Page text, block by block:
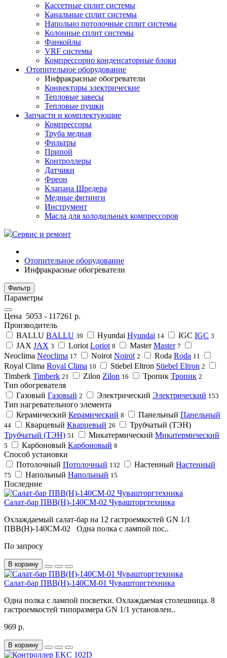
Кассетные сплит системы
Канальные сплит системы
Напольно потолочные сплит системы
Колонные сплит системы
Фанкойлы
VRF системы
Компрессорно конденсаторные блоки
Отопительное оборудование
Инфракрасные обогреватели
Конвекторы электрические
Тепловые завесы
Тепловые пушки
Запчасти и комплектующие
Компрессоры
Труба медная
Фильтры
Припой
Контроллеры
Датчики
Фреон
Клапана Шредера
Медные фитинги
Инструмент
Масла для холодильных компрессоров
Сервис и ремонт
Отопительное оборудование
Инфракрасные обогреватели
Фильтр
Параметры
Цена 5053 - 117261 р.
Производитель
BALLU BALLU 39 Hyundai Hyundai 14 IGC IGC 3
JAX JAX 3 Loriot Loriot 8 Master Master 7
Neoclima Neoclima 17 Noirot Noirot 2 Roda Roda 11
Royal Clima Royal Clima 10 Stiebel Eltron Stiebel Eltron 2
Timberk Timberk 21 Zilon Zilon 16 Тропик Тропик 2
Тип обогревателя
Газовый Газовый 2 Электрический Электрический 153
Тип нагревательного элемента
Керамический Керамический 8 Панельный Панельный
44 Кварцевый Кварцевый 26
Трубчатый (ТЭН)
Трубчатый (ТЭН) 51 Микатермический Микатермический
5 Карбоновый Карбоновый 8
Способ установки
Потолочный Потолочный 132 Настенный Настенный
75 Напольный Напольный 15
Последние
Салат-бар ПВВ(Н)-140СМ-02 Чувашторгтехника
Охлаждаемый салат-бар на 12 гастроемкостей GN 1/1
ПВВ(Н)-140СМ-02 Одна полка с лампой пос..
По запросу
В корзину
Салат-бар ПВВ(Н)-140СМ-01 Чувашторгтехника
Одна полка с лампой посветки. Охлаждаемая столешница. 8
гастроемкостей типоразмера GN 1/1 установлен..
969 р.
В корзину